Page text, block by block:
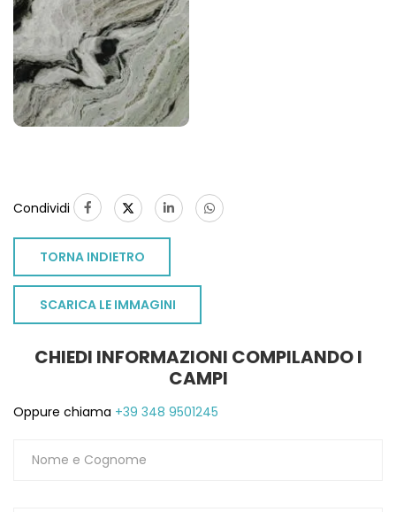
Condividi
TORNA INDIETRO
SCARICA LE IMMAGINI
CHIEDI INFORMAZIONI COMPILANDO I
CAMPI
Oppure chiama +39 348 9501245